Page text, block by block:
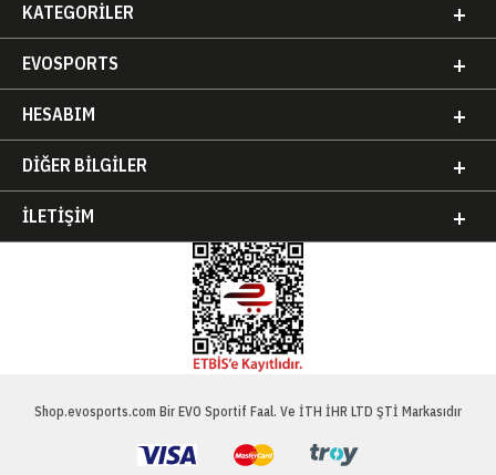
KATEGORILER
EVOSPORTS
HESABIM
DIĞER BILGILER
İLETIŞIM
Shop.evosports.com Bir EVO Sportif Faal. Ve İTH İHR LTD ŞTİ Markasıdır